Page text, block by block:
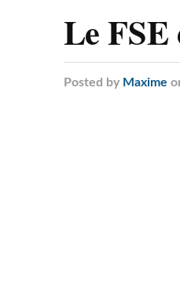
Le FSE
Posted by Maxime